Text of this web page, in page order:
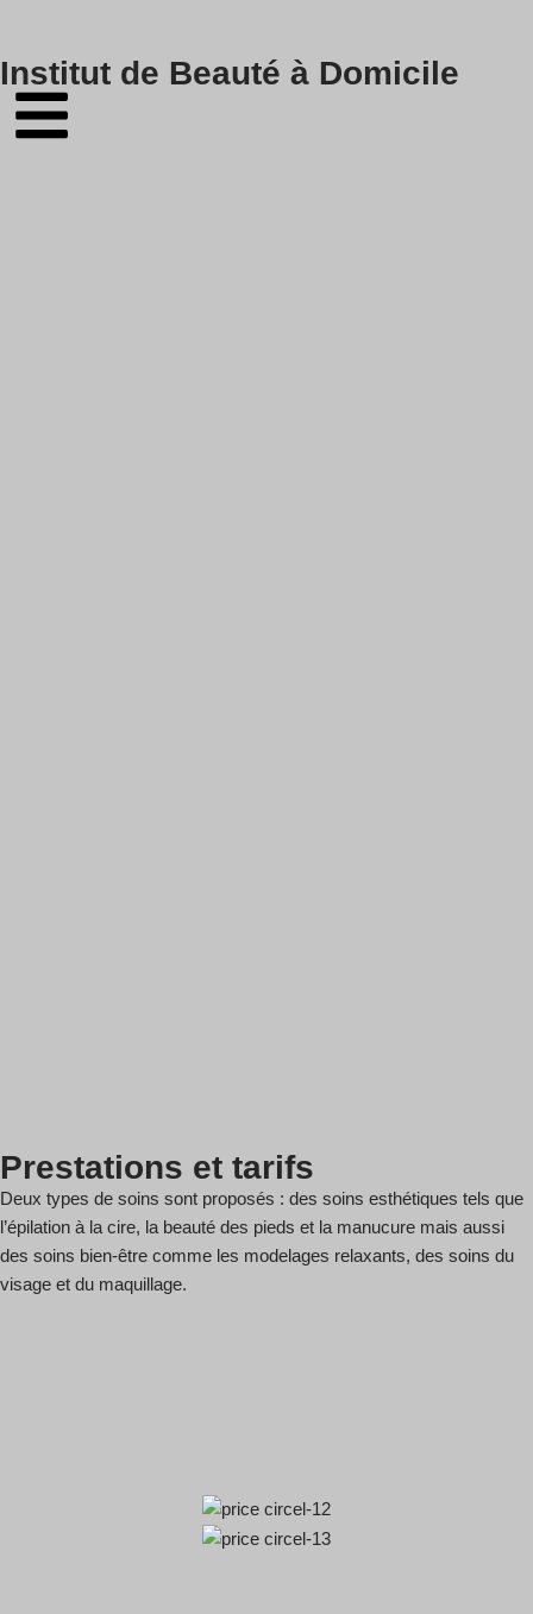
Skip
to
content
Institut de Beauté à Domicile
Prestations et tarifs
Deux types de soins sont proposés : des soins esthétiques tels que
l’épilation à la cire, la beauté des pieds et la manucure mais aussi
des soins bien-être comme les modelages relaxants, des soins du
visage et du maquillage.